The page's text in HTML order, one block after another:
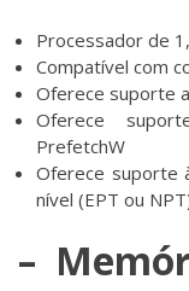
Processador de
Compatível com
Oferece suporte
Oferece
PrefetchW
Oferece suporte
nível (EPT ou
–